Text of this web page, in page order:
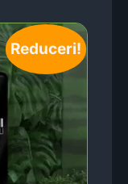
Reduceri!